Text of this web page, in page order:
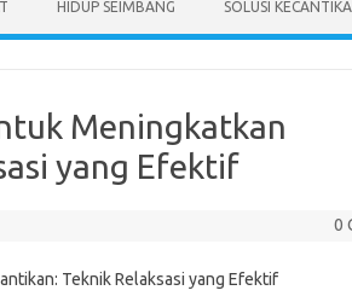
HIDUP SEIMBANG SOLUSI
Meningkatkan
yang Efektif
0